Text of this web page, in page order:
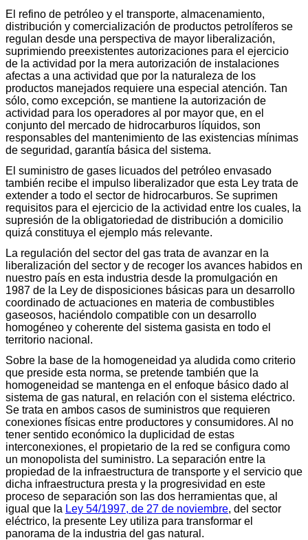
El refino de petróleo y el transporte, almacenamiento,
distribución y comercialización de productos petrolíferos se
regulan desde una perspectiva de mayor liberalización,
suprimiendo preexistentes autorizaciones para el ejercicio
de la actividad por la mera autorización de instalaciones
afectas a una actividad que por la naturaleza de los
productos manejados requiere una especial atención. Tan
sólo, como excepción, se mantiene la autorización de
actividad para los operadores al por mayor que, en el
conjunto del mercado de hidrocarburos líquidos, son
responsables del mantenimiento de las existencias mínimas
de seguridad, garantía básica del sistema.
El suministro de gases licuados del petróleo envasado
también recibe el impulso liberalizador que esta Ley trata de
extender a todo el sector de hidrocarburos. Se suprimen
requisitos para el ejercicio de la actividad entre los cuales, la
supresión de la obligatoriedad de distribución a domicilio
quizá constituya el ejemplo más relevante.
La regulación del sector del gas trata de avanzar en la
liberalización del sector y de recoger los avances habidos en
nuestro país en esta industria desde la promulgación en
1987 de la Ley de disposiciones básicas para un desarrollo
coordinado de actuaciones en materia de combustibles
gaseosos, haciéndolo compatible con un desarrollo
homogéneo y coherente del sistema gasista en todo el
territorio nacional.
Sobre la base de la homogeneidad ya aludida como criterio
que preside esta norma, se pretende también que la
homogeneidad se mantenga en el enfoque básico dado al
sistema de gas natural, en relación con el sistema eléctrico.
Se trata en ambos casos de suministros que requieren
conexiones físicas entre productores y consumidores. Al no
tener sentido económico la duplicidad de estas
interconexiones, el propietario de la red se configura como
un monopolista del suministro. La separación entre la
propiedad de la infraestructura de transporte y el servicio que
dicha infraestructura presta y la progresividad en este
proceso de separación son las dos herramientas que, al
igual que la Ley 54/1997, de 27 de noviembre, del sector
eléctrico, la presente Ley utiliza para transformar el
panorama de la industria del gas natural.